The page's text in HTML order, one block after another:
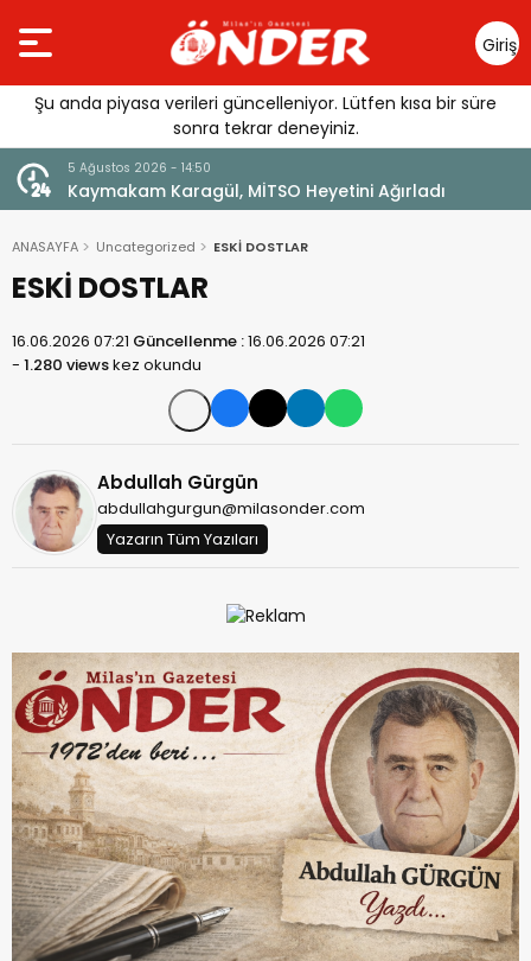
Giriş
Yap
Şu anda piyasa verileri güncelleniyor. Lütfen kısa bir süre
sonra tekrar deneyiniz.
5 Ağustos 2026 - 14:50
Kaymakam Karagül, MİTSO Heyetini Ağırladı
ANASAYFA Uncategorized ESKİ DOSTLAR
ESKİ DOSTLAR
16.06.2026 07:21 Güncellenme :16.06.2026 07:21
- 1.280 viewskez okundu
Abdullah Gürgün
abdullahgurgun@milasonder.com
Yazarın Tüm Yazıları